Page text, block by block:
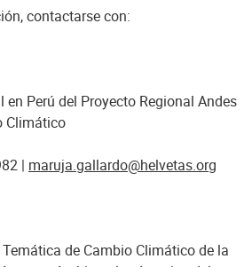
contactarse con:
Perú del Proyecto Regional Andes
Climático
| maruja.gallardo@helvetas.org
de Cambio Climático de la